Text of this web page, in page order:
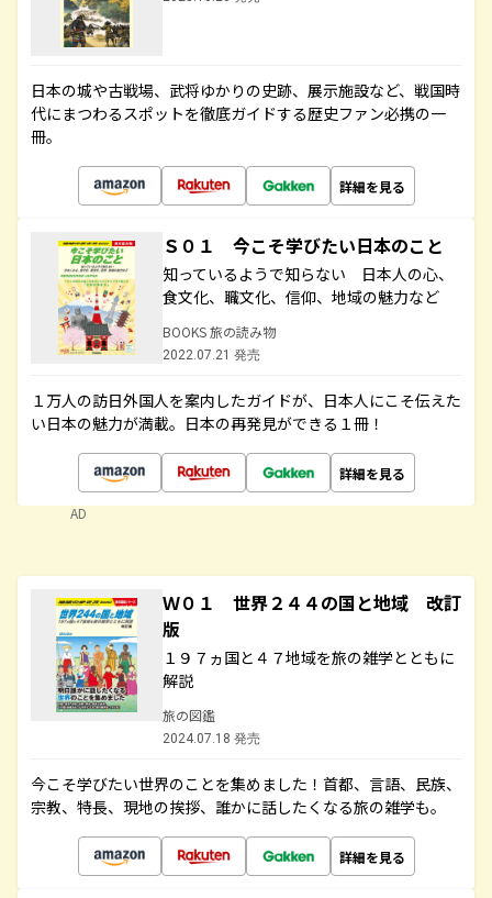
日本の城や古戦場、武将ゆかりの史跡、展示施設など、戦国時
代にまつわるスポットを徹底ガイドする歴史ファン必携の一
冊。
詳細を見る
Ｓ０１ 今こそ学びたい日本のこと
知っているようで知らない 日本人の心、
食文化、職文化、信仰、地域の魅力など
BOOKS 旅の読み物
2022.07.21 発売
１万人の訪日外国人を案内したガイドが、日本人にこそ伝えた
い日本の魅力が満載。日本の再発見ができる１冊！
詳細を見る
AD
Ｗ０１ 世界２４４の国と地域 改訂
版
１９７ヵ国と４７地域を旅の雑学とともに
解説
旅の図鑑
2024.07.18 発売
今こそ学びたい世界のことを集めました！首都、言語、民族、
宗教、特長、現地の挨拶、誰かに話したくなる旅の雑学も。
詳細を見る